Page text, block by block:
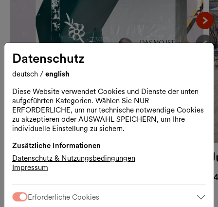
Elfie Semotan vor und hinter der
Kamera für das
15.04.2026
Datenschutz
deutsch / english
Diese Website verwendet Cookies und Dienste der unten
aufgeführten Kategorien. Wählen Sie NUR
ERFORDERLICHE, um nur technische notwendige Cookies
zu akzeptieren oder AUSWAHL SPEICHERN, um Ihre
individuelle Einstellung zu sichern.
Zusätzliche Informationen
Datenschutz & Nutzungsbedingungen
Impressum
Erforderliche Cookies